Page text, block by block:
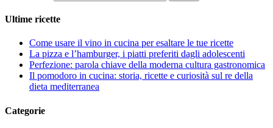
Ultime ricette
Come usare il vino in cucina per esaltare le tue ricette
La pizza e l’hamburger, i piatti preferiti dagli adolescenti
Perfezione: parola chiave della moderna cultura gastronomica
Il pomodoro in cucina: storia, ricette e curiosità sul re della
dieta mediterranea
Categorie